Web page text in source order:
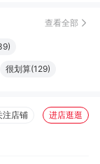
04月29日买了1件
查看全部
很划算(129)
耐磨(61)
注店铺 进店逛逛